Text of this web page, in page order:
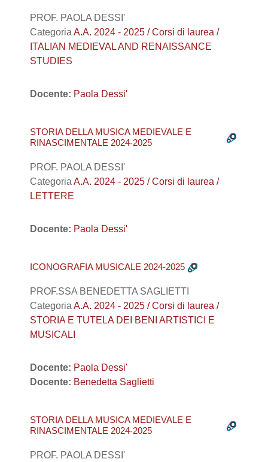
PROF. PAOLA DESSI'
Categoria A.A. 2024 - 2025 / Corsi di laurea /
ITALIAN MEDIEVAL AND RENAISSANCE
STUDIES
Docente: Paola Dessi'
STORIA DELLA MUSICA MEDIEVALE E
RINASCIMENTALE 2024-2025
PROF. PAOLA DESSI'
Categoria A.A. 2024 - 2025 / Corsi di laurea /
LETTERE
Docente: Paola Dessi'
ICONOGRAFIA MUSICALE 2024-2025
PROF.SSA BENEDETTA SAGLIETTI
Categoria A.A. 2024 - 2025 / Corsi di laurea /
STORIA E TUTELA DEI BENI ARTISTICI E
MUSICALI
Docente: Paola Dessi'
Docente: Benedetta Saglietti
STORIA DELLA MUSICA MEDIEVALE E
RINASCIMENTALE 2024-2025
PROF. PAOLA DESSI'